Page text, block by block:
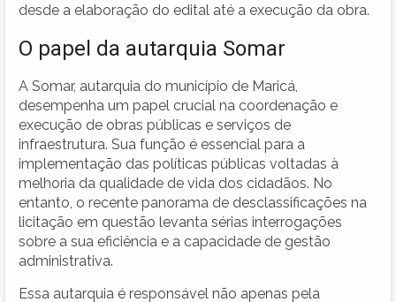
desde a elaboração do edital até a execução da obra.
O papel da autarquia Somar
A Somar, autarquia do município de Maricá,
desempenha um papel crucial na coordenação e
execução de obras públicas e serviços de
infraestrutura. Sua função é essencial para a
implementação das políticas públicas voltadas à
melhoria da qualidade de vida dos cidadãos. No
entanto, o recente panorama de desclassificações na
licitação em questão levanta sérias interrogações
sobre a sua eficiência e a capacidade de gestão
administrativa.
Essa autarquia é responsável não apenas pela